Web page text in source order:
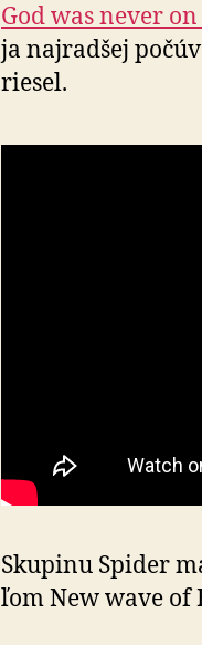
God was never
ja najradšej
rie­sel.
Skupinu Spider
ľom New wave of